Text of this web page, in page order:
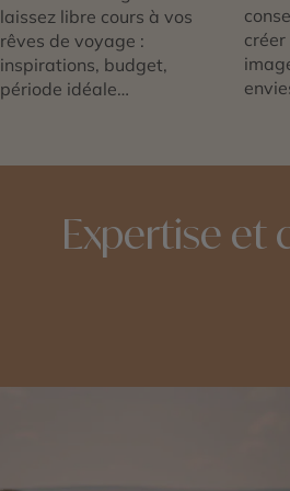
laissez libre cours à vos
rêves de voyage :
inspirations, budget,
période idéale…
Expertise et